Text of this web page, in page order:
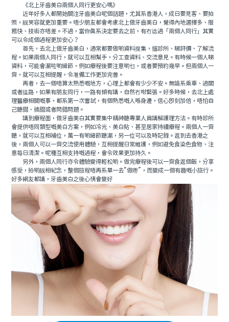
《北上牙齒美白兩個人同行更安心嗎》
近年好多人都開始關注牙齒美白呢個話題，尤其系香港人，成日要見客、要拍
照，靓笑容就更加重要。唔少朋友都會考慮北上做牙齒美白，覺得內地選擇多、服
務快、技術亦唔差。不過，當你真系決定要去之前，有冇谂過「兩個人同行」其實
可以令成個過程更加安心？
首先，去北上做牙齒美白，通常都要做啲資料搜集，搵診所、睇評價、了解流
程。如果兩個人同行，就可以互相幫手，分工查資料、交流意見。有時候一個人睇
資料，可能會漏咗啲細節，例如療程後要注意啲乜，或者要預約幾早。但兩個人一
齊，就可以互相提醒，令准備工作更加完善。
再者，去一個唔算太熟悉嘅地方，心理上都會有少少不安。無論系乘車、過關
或者揾路，如果有朋友同行，一路有傾有講，自然冇咁緊張。好多時候，去北上處
理醫療相關嘅事，都系第一次嘗試，有個熟悉嘅人喺身邊，信心即刻加倍，唔怕自
己聽錯、搞錯或者問錯問題。
講到療程面，做牙齒美白其實要集中精神聽專業人員講解護理方法。有時診所
會提供唔同類型嘅美白方案，例如冷光、美白貼、甚至居家持續療程。兩個人一齊
聽，就可以互相補位，萬一有啲細節聽漏，另一位可以及時記錄。返到去香港之
後，兩個人可以一齊交流使用體驗，互相提醒日常維護，例如避免食染色食物、注
意每日清潔。呢種互相支持嘅過程，會令效果更加持久。
另外，兩個人同行亦令體驗變得輕松啲。做完療程後可以一齊食返個飯，分享
感受，拍啲靓相紀念，整個旅程唔再系單一去“做嘢”，而變成一個有趣嘅小旅行。
好多網友都講，牙齒美白之後心情會變好